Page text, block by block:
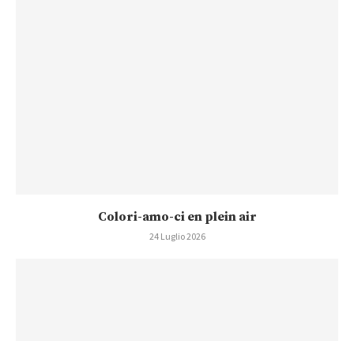
Colori-amo-ci en plein air
24 Luglio 2026